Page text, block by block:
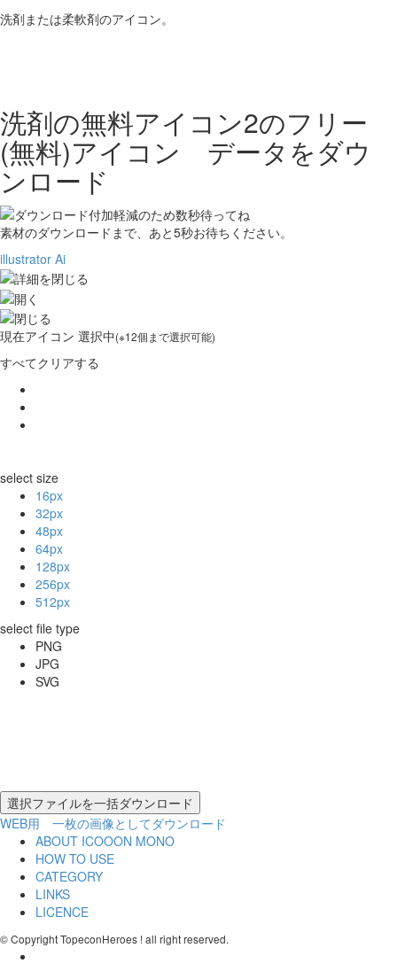
洗剤または柔軟剤のアイコン。
洗剤の無料アイコン2のフリー
(無料)アイコン データをダウ
ンロード
素材のダウンロードまで、あと5秒お待ちください。
illustrator Ai
現在アイコン 選択中(※12個まで選択可能)
すべてクリアする
select size
16px
32px
48px
64px
128px
256px
512px
select file type
PNG
JPG
SVG
WEB用 一枚の画像としてダウンロード
ABOUT ICOOON MONO
HOW TO USE
CATEGORY
LINKS
LICENCE
© Copyright TopeconHeroes ! all right reserved.